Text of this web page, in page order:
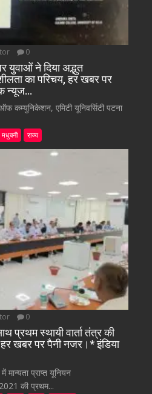
0
युवाओं ने दिया अद्भुत
का परिचय, हर खबर पर
न्यूज…
कम्युनिकेशन, एमिटी यूनिवर्सिटी पटना
मधुबनी राज्य
0
स्थायी वार्ता तंत्र की
खबर पर पैनी नजर।* इंडिया
प्राप्त यूनियन
की प्रथम...